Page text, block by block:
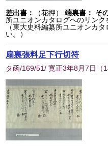
差出書： （花押） 端裏書： そ
所ユニオンカタログへのリンク
（東大史料編纂所ユニオンカ
い。）
扇裏張料足下行切符
タ函/169/51/ 寛正3年8月7日 （